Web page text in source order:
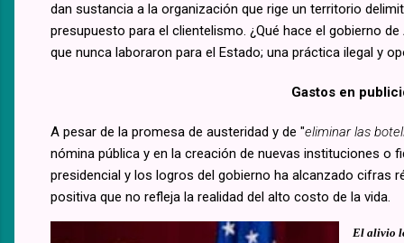
dan sustancia a la organización que rige un territorio
presupuesto para el clientelismo. ¿Qué hace el gobierno
que nunca laboraron para el Estado; una práctica ilegal y
Gastos en
A pesar de la promesa de austeridad y de "eliminar las
nómina pública y en la creación de nuevas instituciones o
presidencial y los logros del gobierno ha alcanzado cifras
positiva que no refleja la realidad del alto costo de la vida.
El alivio